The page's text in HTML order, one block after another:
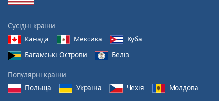
Сусідні країни
Канада
Мексика
Куба
Багамські Острови
Беліз
Популярні країни
Польща
Україна Чехія Молдова